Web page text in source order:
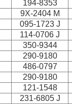
194-8353
9X-2404 M
095-1723 J
114-0706 J
350-9344
290-9180
486-0797
290-9180
121-1548
231-6805 J